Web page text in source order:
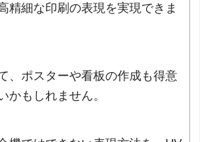
精細な印刷の表現を実現できま
、ポスターや看板の作成も得意
かもしれません。